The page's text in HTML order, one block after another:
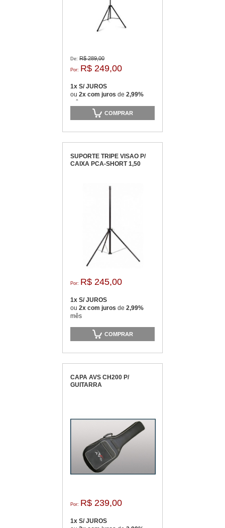
De: R$ 289,00
Por: R$ 249,00
1x S/ JUROS
ou 2x com juros de 2,99%
mês
COMPRAR
SUPORTE TRIPE VISAO P/
CAIXA PCA-SHORT 1,50
Por: R$ 245,00
1x S/ JUROS
ou 2x com juros de 2,99%
mês
COMPRAR
CAPA AVS CH200 P/
GUITARRA
Por: R$ 239,00
1x S/ JUROS